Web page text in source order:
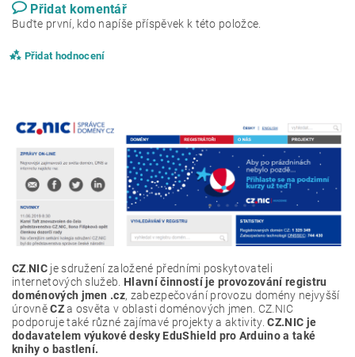
Přidat komentář
Buďte první, kdo napíše příspěvek k této položce.
Přidat hodnocení
CZ.NICje sdružení založené předními poskytovateli
internetových služeb. Hlavní činností je provozování registru
doménových jmen .cz, zabezpečování provozu domény nejvyšší
úrovněCZa osvěta v oblasti doménových jmen. CZ.NIC
podporuje také různé zajímavé projekty a aktivity.CZ.NIC je
dodavatelem výukové desky EduShield pro Arduino a také
knihy o bastlení.